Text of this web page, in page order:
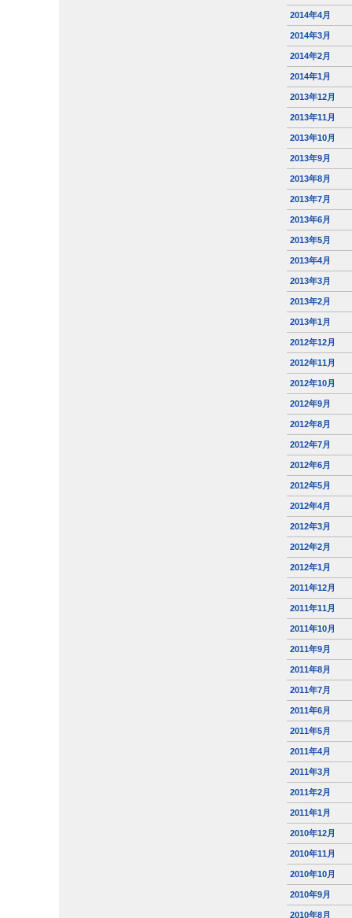
2014年4月
2014年3月
2014年2月
2014年1月
2013年12月
2013年11月
2013年10月
2013年9月
2013年8月
2013年7月
2013年6月
2013年5月
2013年4月
2013年3月
2013年2月
2013年1月
2012年12月
2012年11月
2012年10月
2012年9月
2012年8月
2012年7月
2012年6月
2012年5月
2012年4月
2012年3月
2012年2月
2012年1月
2011年12月
2011年11月
2011年10月
2011年9月
2011年8月
2011年7月
2011年6月
2011年5月
2011年4月
2011年3月
2011年2月
2011年1月
2010年12月
2010年11月
2010年10月
2010年9月
2010年8月